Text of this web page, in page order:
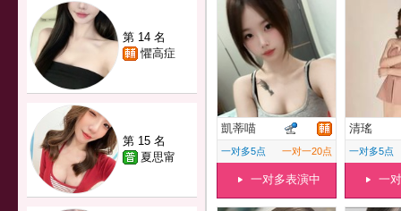
第 14 名
懼高症
第 15 名
夏思甯
凱蒂喵
一对多5点 一对一20点
一对多表演中
清瑤
一对多5点
一